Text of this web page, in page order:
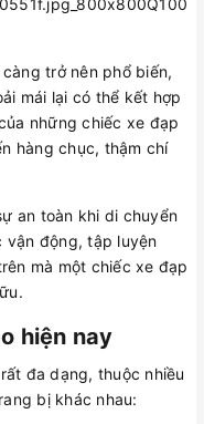
trở nên phổ biến,
mái lại có thể kết hợp
những chiếc xe đạp
hàng chục, thậm chí
an toàn khi di chuyển
động, tập luyện
mà một chiếc xe đạp
hiện nay
đa dạng, thuộc nhiều
bị khác nhau: